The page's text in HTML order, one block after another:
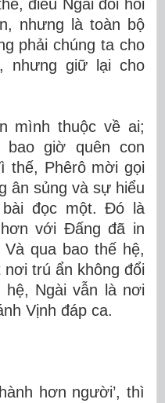
điều Ngài đòi hỏi
nhưng là toàn bộ
phải chúng ta cho
nhưng giữ lại cho
mình thuộc về ai;
bao giờ quên con
thế, Phêrô mời gọi
ân sủng và sự hiểu
đọc một. Đó là
với Đấng đã in
qua bao thế hệ,
trú ẩn không đổi
hệ, Ngài vẫn là nơi
Vịnh đáp ca.
hơn người’, thì